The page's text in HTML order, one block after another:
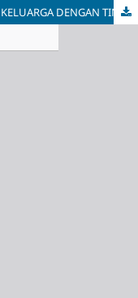
HUBUNGAN DUKUNGAN PSIKOSOSIAL KELUARGA DENGAN TINGKAT STRES PASIEN HIV/AIDS